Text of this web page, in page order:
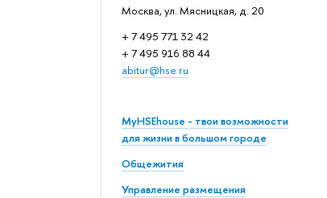
Москва, ул. Мясницкая, д. 20
+ 7 495 771 32 42
+ 7 495 916 88 44
abitur@hse.ru
MyHSEhouse - твои возможности
для жизни в большом городе
Общежития
Управление размещения